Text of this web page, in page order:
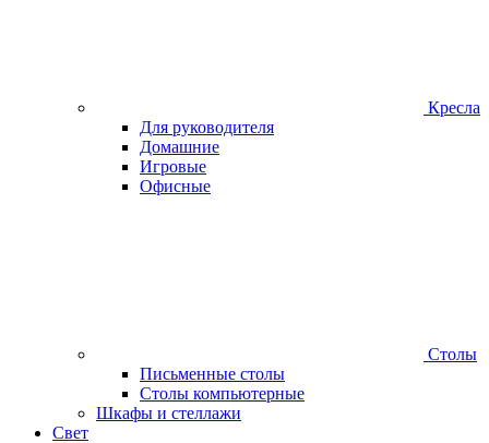
Кресла
Для руководителя
Домашние
Игровые
Офисные
Столы
Письменные столы
Столы компьютерные
Шкафы и стеллажи
Свет